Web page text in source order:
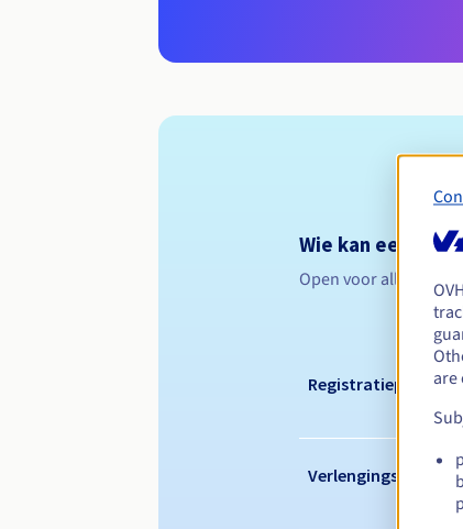
Wie kan een
Open voor alle
Registratieperiode
Verlengingsperiode
are